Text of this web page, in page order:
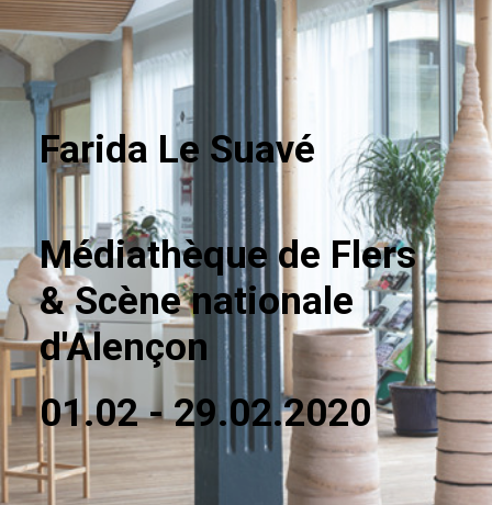
Farida Le Suavé
Médiathèque de Flers
& Scène nationale
d'Alençon
01.02 - 29.02.2020